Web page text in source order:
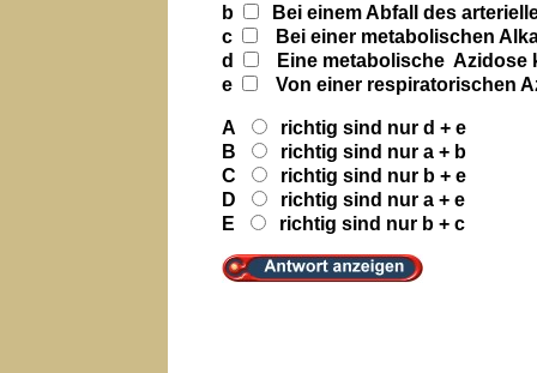
b
Bei einem Abfall des
c
Bei einer metabolischen
d
Eine metabolische Azidose
e
Von einer respiratorischen
A
richtig sind nur d + e
B
richtig sind nur a + b
C
richtig sind nur b + e
D
richtig sind nur a + e
E
richtig sind nur b + c